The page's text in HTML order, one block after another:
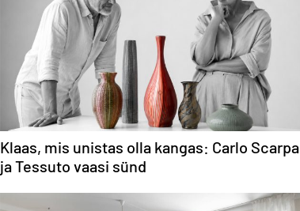
Klaas, mis unistas olla kangas: Carlo Scarpa
ja Tessuto vaasi sünd